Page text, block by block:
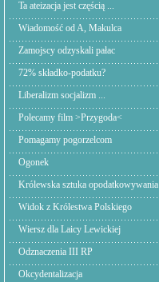
Ta ateizacja jest częścią ...
Wiadomość od A, Makulca
Zamojscy odzyskali pałac
72% składko-podatku?
Liberalizm socjalizm ...
Polecamy film >Przygoda<
Pomagamy pogorzelcom
Ogonek
Królewska sztuka opodatkowywania
Widok z Królestwa Polskiego
Wiersz dla Laicy Lewickiej
Odznaczenia III RP
Okcydentalizacja